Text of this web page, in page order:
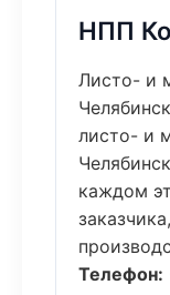
НПП
Листо- и
Челябинск
листо- и
каждом
Телефон: